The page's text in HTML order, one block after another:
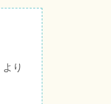
より